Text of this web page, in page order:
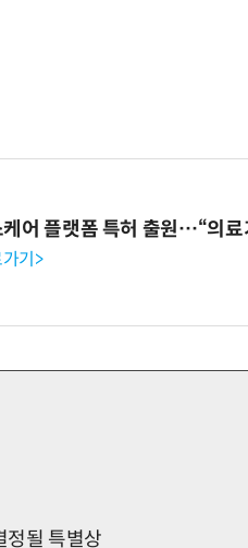
어 플랫폼 특허 출원…“의
기>
될 특별상